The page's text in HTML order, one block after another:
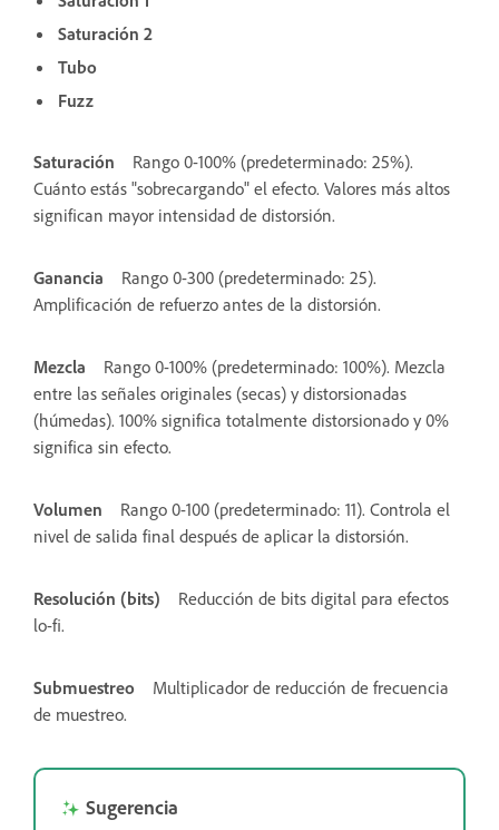
Saturación 2
Tubo
Fuzz
Saturación
Rango 0-100% (predeterminado: 25%).
Cuánto estás "sobrecargando" el efecto. Valores más altos
significan mayor intensidad de distorsión.
Ganancia
Rango 0-300 (predeterminado: 25).
Amplificación de refuerzo antes de la distorsión.
Mezcla
Rango 0-100% (predeterminado: 100%). Mezcla
entre las señales originales (secas) y distorsionadas
(húmedas). 100% significa totalmente distorsionado y 0%
significa sin efecto.
Volumen
Rango 0-100 (predeterminado: 11). Controla el
nivel de salida final después de aplicar la distorsión.
Resolución (bits)
Reducción de bits digital para efectos
lo-fi.
Submuestreo
Multiplicador de reducción de frecuencia
de muestreo.
Sugerencia